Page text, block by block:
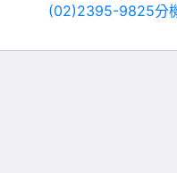
(02)2395-9825分